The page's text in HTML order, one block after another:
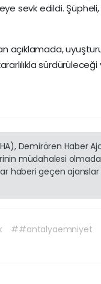
sevk edildi. Şüpheli,
açıklamada,
sürdürüleceği
Demirören Haber
müdahalesi
haberi geçen
##antalyaemniyet